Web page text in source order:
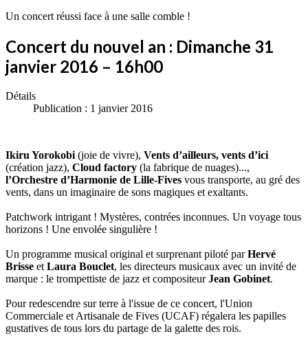
Un concert réussi face à une salle comble !
Concert du nouvel an : Dimanche 31
janvier 2016 – 16h00
Détails
Publication : 1 janvier 2016
Ikiru Yorokobi (joie de vivre), Vents d’ailleurs, vents d’ici
(création jazz), Cloud factory (la fabrique de nuages)...,
l’Orchestre d’Harmonie de Lille-Fives vous transporte, au gré des
vents, dans un imaginaire de sons magiques et exaltants.
Patchwork intrigant ! Mystères, contrées inconnues. Un voyage tous
horizons ! Une envolée singulière !
Un programme musical original et surprenant piloté parHervé
Brisse et Laura Bouclet, les directeurs musicaux avec un invité de
marque : le trompettiste de jazz et compositeurJean Gobinet.
Pour redescendre sur terre à l'issue de ce concert, l'Union
Commerciale et Artisanale de Fives (UCAF) régalera les papilles
gustatives de tous lors du partage de la galette des rois.